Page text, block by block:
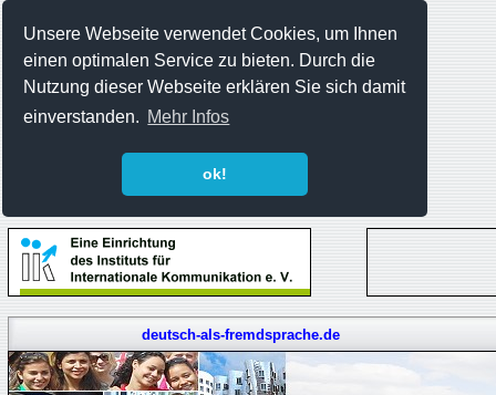
Unsere Webseite verwendet Cookies, um Ihnen
einen optimalen Service zu bieten. Durch die
Nutzung dieser Webseite erklären Sie sich damit
einverstanden. Mehr Infos
ok!
deutsch-als-fremdsprache.de